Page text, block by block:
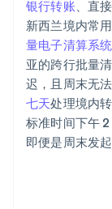
银行转账、直
新西兰境内常
量电子清算系
亚的跨行批量
迟，且周末无
七天处理境内
标准时间下午
即便是周末发